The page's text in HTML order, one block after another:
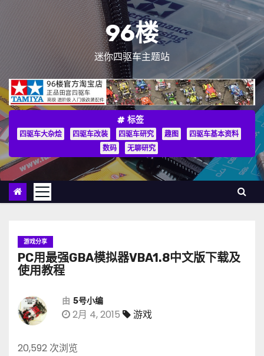
96楼
迷你四驱车主题站
标签
四驱车大杂烩 四驱车改装 四驱车研究 趣图
四驱车基本资料
数码
无聊研究
游戏分享
PC用最强GBA模拟器VBA1.8中文版下载及
使用教程
由 5号小编
2月 4, 2015 游戏
20,592 次浏览